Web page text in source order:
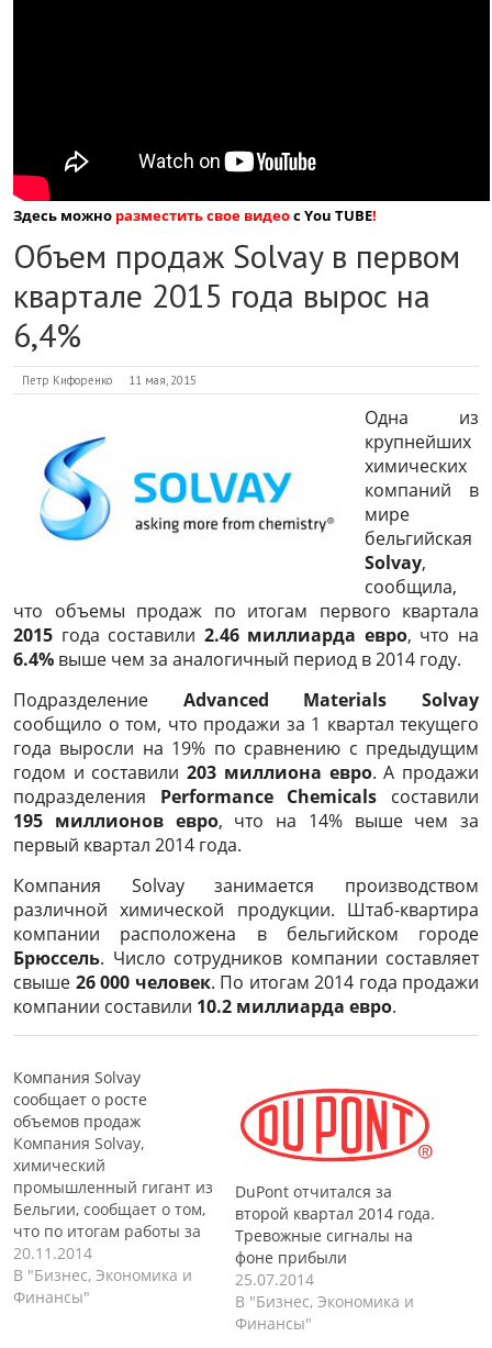
Здесь можно разместить свое видеос You TUBE!
Объем продаж Solvay в первом
квартале 2015 года вырос на
6,4%
Петр Кифоренко 11 мая, 2015
Одна из
крупнейших
химических
компаний в
мире
бельгийская
Solvay,
сообщила,
что объемы продаж по итогам первого квартала
2015 года составили 2.46 миллиарда евро, что на
6.4% выше чем за аналогичный период в 2014 году.
Подразделение Advanced Materials Solvay
сообщило о том, что продажи за 1 квартал текущего
года выросли на 19% по сравнению с предыдущим
годом и составили203 миллиона евро. А продажи
подразделения Performance Chemicals составили
195 миллионов евро, что на 14% выше чем за
первый квартал 2014 года.
Компания Solvay занимается производством
различной химической продукции. Штаб-квартира
компании расположена в бельгийском городе
Брюссель. Число сотрудников компании составляет
свыше 26 000 человек. По итогам 2014 года продажи
компании составили 10.2 миллиарда евро.
Компания Solvay
сообщает о росте
объемов продаж
Компания Solvay,
химический
промышленный гигант из
Бельгии, сообщает о том,
что по итогам работы за
третий квартал
нынешнего года объемы
продаж вырос на 7,9% и
20.11.2014
В "Бизнес, Экономика и
Финансы"
DuPont отчитался за
второй квартал 2014 года.
Тревожные сигналы на
фоне прибыли
25.07.2014
В "Бизнес, Экономика и
Финансы"